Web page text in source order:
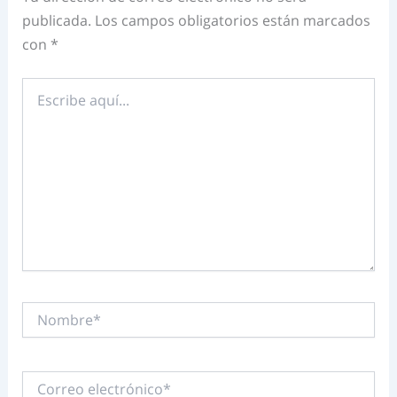
publicada. Los campos obligatorios están marcados
con *
aquí...